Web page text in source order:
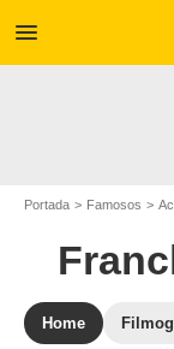
menu
Portada Famosos
Home